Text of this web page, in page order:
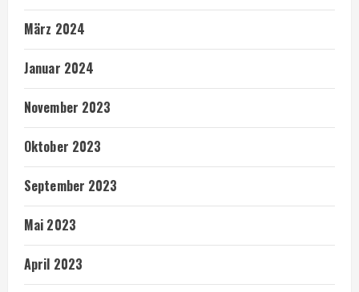
März 2024
Januar 2024
November 2023
Oktober 2023
September 2023
Mai 2023
April 2023